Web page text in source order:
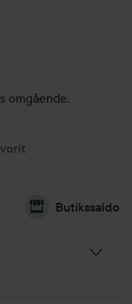
omgående.
Butikssaldo